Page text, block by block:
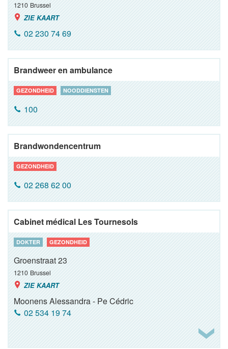
1210 Brussel
ZIE KAART
02 230 74 69
Brandweer en ambulance
GEZONDHEID NOODDIENSTEN
100
Brandwondencentrum
GEZONDHEID
02 268 62 00
Cabinet médical Les Tournesols
DOKTER GEZONDHEID
Groenstraat 23
1210 Brussel
ZIE KAART
Moonens Alessandra - Pe Cédric
02 534 19 74